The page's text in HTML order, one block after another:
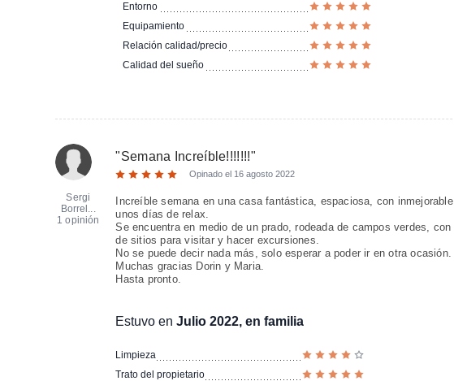
Entorno
Equipamiento
Relación calidad/precio
Calidad del sueño
Sergi
Borrel...
1 opinión
"Semana Increíble!!!!!!!"
Opinado el 16 agosto 2022
Increíble semana en una casa fantástica, espaciosa, con
unos días de relax.
Se encuentra en medio de un prado, rodeada de campos verdes,
de sitios para visitar y hacer excursiones.
No se puede decir nada más, solo esperar a poder ir en otra ocasión.
Muchas gracias Dorin y Maria.
Hasta pronto.
Estuvo enJulio 2022, en familia
Limpieza
Trato del propietario